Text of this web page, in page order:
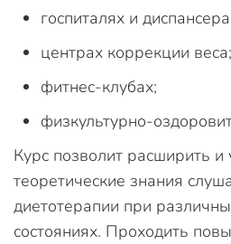
госпиталях и
центрах коррекции веса;
фитнес-клубах;
физкультурно-
Курс позволит расширить и
теоретические знания
диетотерапии при
состояниях. Проходить